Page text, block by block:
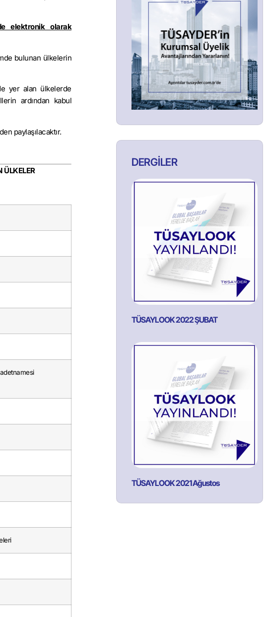
elektronik olarak
bulunan ülkelerin
yer alan ülkelerde
ardından kabul
paylaşılacaktır.
ÜLKELER
DERGİLER
TÜSAYLOOK 2022 ŞUBAT
TÜSAYLOOK 2021 Ağustos